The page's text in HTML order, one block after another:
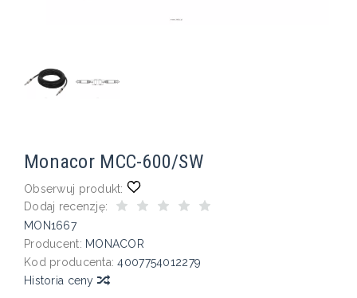
Monacor MCC-600/SW
Obserwuj produkt:
Dodaj recenzję:
MON1667
Producent: MONACOR
Kod producenta: 4007754012279
Historia ceny